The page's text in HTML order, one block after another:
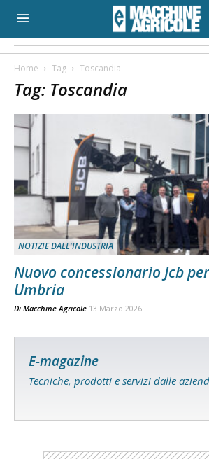
Home Tag Toscandia
Tag: Toscandia
NOTIZIE DALL'INDUSTRIA
Nuovo concessionario Jcb
Umbria
Di Macchine Agricole 13 Marzo 2026
E-magazine
Tecniche, prodotti e servizi dalle